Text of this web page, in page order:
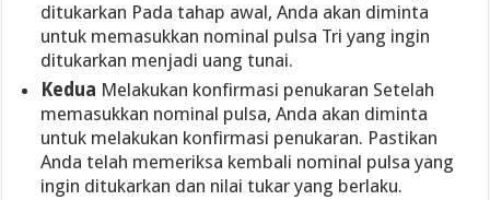
ditukarkan Pada tahap awal, Anda akan diminta
untuk memasukkan nominal pulsa Tri yang ingin
ditukarkan menjadi uang tunai.
Kedua Melakukan konfirmasi penukaran Setelah
memasukkan nominal pulsa, Anda akan diminta
untuk melakukan konfirmasi penukaran. Pastikan
Anda telah memeriksa kembali nominal pulsa yang
ingin ditukarkan dan nilai tukar yang berlaku.